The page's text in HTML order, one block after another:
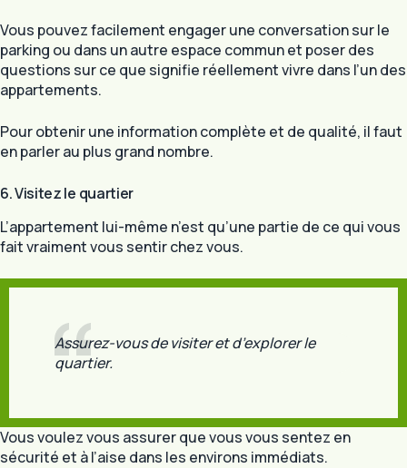
Vous pouvez facilement engager une conversation sur le
parking ou dans un autre espace commun et poser des
questions sur ce que signifie réellement vivre dans l’un des
appartements.
Pour obtenir une information complète et de qualité, il faut
en parler au plus grand nombre.
6. Visitez le quartier
L’appartement lui-même n’est qu’une partie de ce qui vous
fait vraiment vous sentir chez vous.
Assurez-vous de visiter et d’explorer le
quartier.
Vous voulez vous assurer que vous vous sentez en
sécurité et à l’aise dans les environs immédiats.